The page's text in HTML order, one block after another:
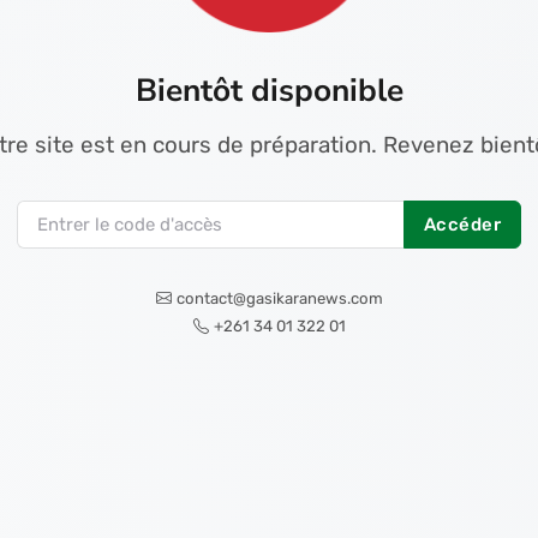
Bientôt disponible
site est en cours de préparation. Revenez
Accéder
contact@gasikaranews.com
+261 34 01 322 01